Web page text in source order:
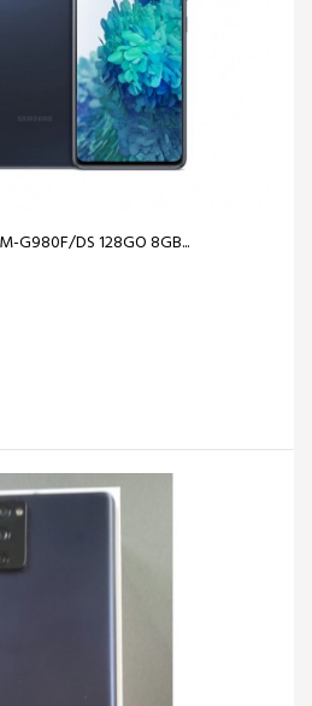
G980F/DS 128GO 8GB...